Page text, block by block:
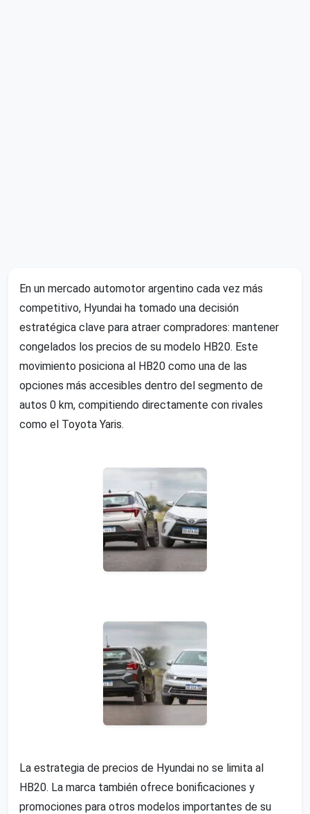
En un mercado automotor argentino cada vez más
competitivo, Hyundai ha tomado una decisión
estratégica clave para atraer compradores: mantener
congelados los precios de su modelo HB20. Este
movimiento posiciona al HB20 como una de las
opciones más accesibles dentro del segmento de
autos 0 km, compitiendo directamente con rivales
como el Toyota Yaris.
La estrategia de precios de Hyundai no se limita al
HB20. La marca también ofrece bonificaciones y
promociones para otros modelos importantes de su